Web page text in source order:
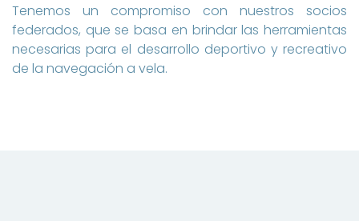
Tenemos un compromiso con nuestros socios
federados, que se basa en brindar las herramientas
necesarias para el desarrollo deportivo y recreativo
de la navegación a vela.